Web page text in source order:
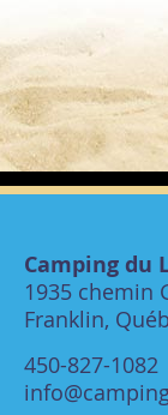
Camping du
1935 chemin
Franklin,
450-827-1082